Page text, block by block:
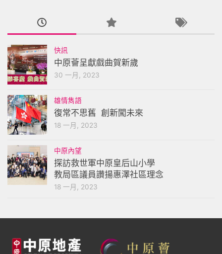
快訊
中原薈呈獻戲曲賀新歲
30 一月, 2023
雄情雋語
復常不思舊 創新闖未來
18 一月, 2023
中原內望
探訪救世軍中原皇后山小學
教局區議員讚揚惠澤社區理念
18 一月, 2023